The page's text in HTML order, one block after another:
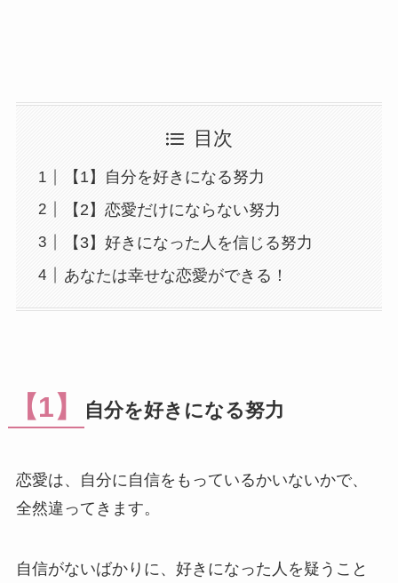
目次
【1】自分を好きになる努力
【2】恋愛だけにならない努力
【3】好きになった人を信じる努力
あなたは幸せな恋愛ができる！
【1】 自分を好きになる努力
恋愛は、自分に自信をもっているかいないかで、
全然違ってきます。
自信がないばかりに、好きになった人を疑うこと